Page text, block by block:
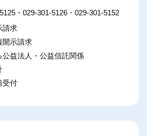
・029-301-5126・029-301-5152
請求
開示請求
公益法人・公益信託関係
受付